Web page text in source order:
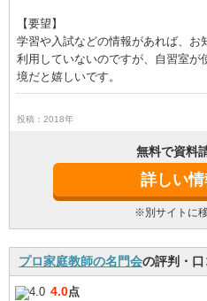
【要望】
学習や入試などの情報があれば、お
利用していないのですが、自習室が
境だと嬉しいです。
投稿：2018年
無料で資料
詳しい
※別サイトに移
プロ家庭教師の名門会の評判・口
4.0点